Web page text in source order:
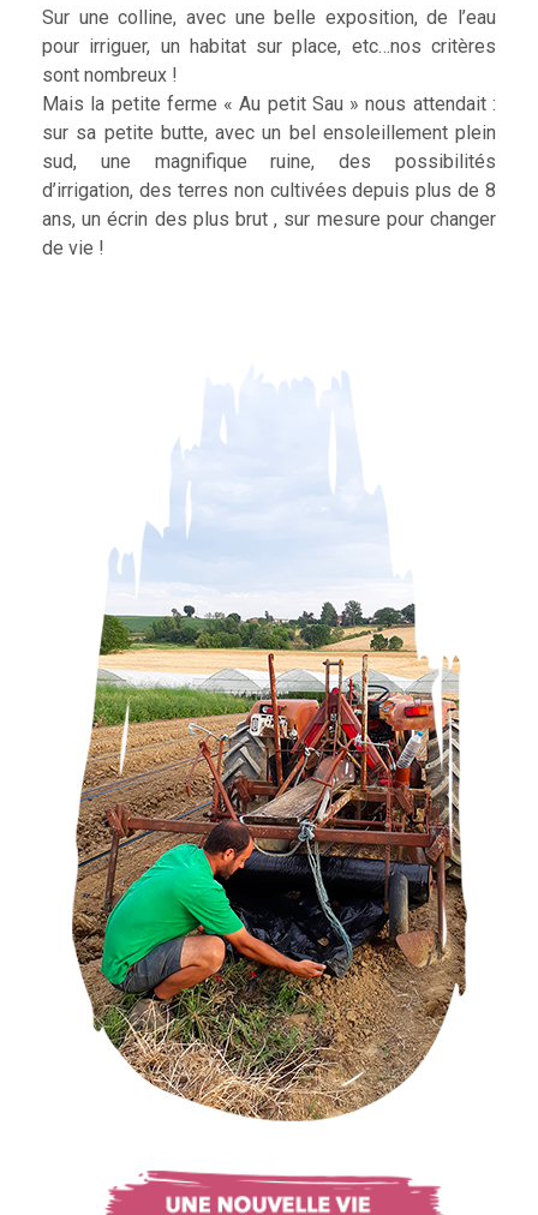
Sur une colline, avec une belle exposition, de l’eau
pour irriguer, un habitat sur place, etc…nos critères
sont nombreux !
Mais la petite ferme « Au petit Sau » nous attendait :
sur sa petite butte, avec un bel ensoleillement plein
sud, une magnifique ruine, des possibilités
d’irrigation, des terres non cultivées depuis plus de 8
ans, un écrin des plus brut , sur mesure pour changer
de vie !